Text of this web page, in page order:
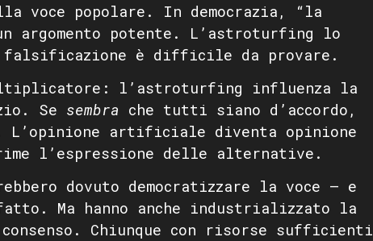
voce popolare. In democrazia, “la
argomento potente. L’astroturfing lo
è difficile da provare.
l’astroturfing influenza la
Se sembra che tutti siano d’accordo,
L’opinione artificiale diventa opinione
l’espressione delle alternative.
dovuto democratizzare la voce — e
Ma hanno anche industrializzato la
Chiunque con risorse sufficienti